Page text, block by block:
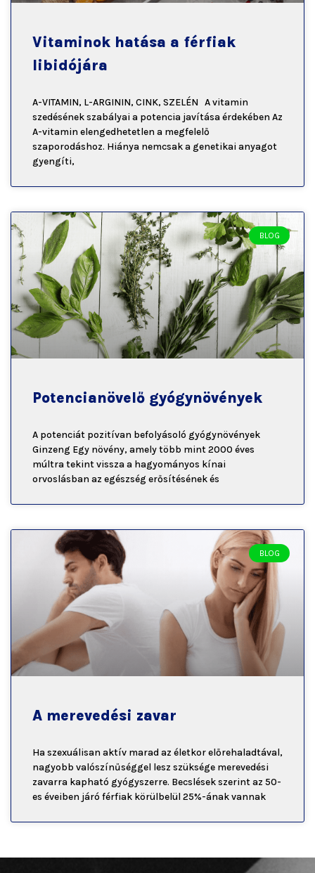
Vitaminok hatása a férfiak
libidójára
A-VITAMIN, L-ARGININ, CINK, SZELÉN A vitamin
szedésének szabályai a potencia javítása érdekében Az
A-vitamin elengedhetetlen a megfelelő
szaporodáshoz. Hiánya nemcsak a genetikai anyagot
gyengíti,
BLOG
Potencianövelő gyógynövények
A potenciát pozitívan befolyásoló gyógynövények
Ginzeng Egy növény, amely több mint 2000 éves
múltra tekint vissza a hagyományos kínai
orvoslásban az egészség erősítésének és
BLOG
A merevedési zavar
Ha szexuálisan aktív marad az életkor előrehaladtával,
nagyobb valószínűséggel lesz szüksége merevedési
zavarra kapható gyógyszerre. Becslések szerint az 50-
es éveiben járó férfiak körülbelül 25%-ának vannak